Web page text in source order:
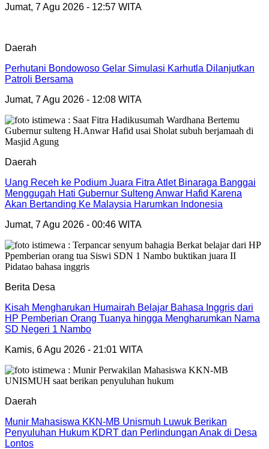
Jumat, 7 Agu 2026 - 12:57 WITA
Daerah
Perhutani Bondowoso Gelar Simulasi Karhutla Dilanjutkan
Patroli Bersama
Jumat, 7 Agu 2026 - 12:08 WITA
Daerah
Uang Receh ke Podium Juara Fitra Atlet Binaraga Banggai
Menggugah Hati Gubernur Sulteng Anwar Hafid Karena
Akan Bertanding Ke Malaysia Harumkan Indonesia
Jumat, 7 Agu 2026 - 00:46 WITA
Berita Desa
Kisah Mengharukan Humairah Belajar Bahasa Inggris dari
HP Pemberian Orang Tuanya hingga Mengharumkan Nama
SD Negeri 1 Nambo
Kamis, 6 Agu 2026 - 21:01 WITA
Daerah
Munir Mahasiswa KKN-MB Unismuh Luwuk Berikan
Penyuluhan Hukum KDRT dan Perlindungan Anak di Desa
Lontos